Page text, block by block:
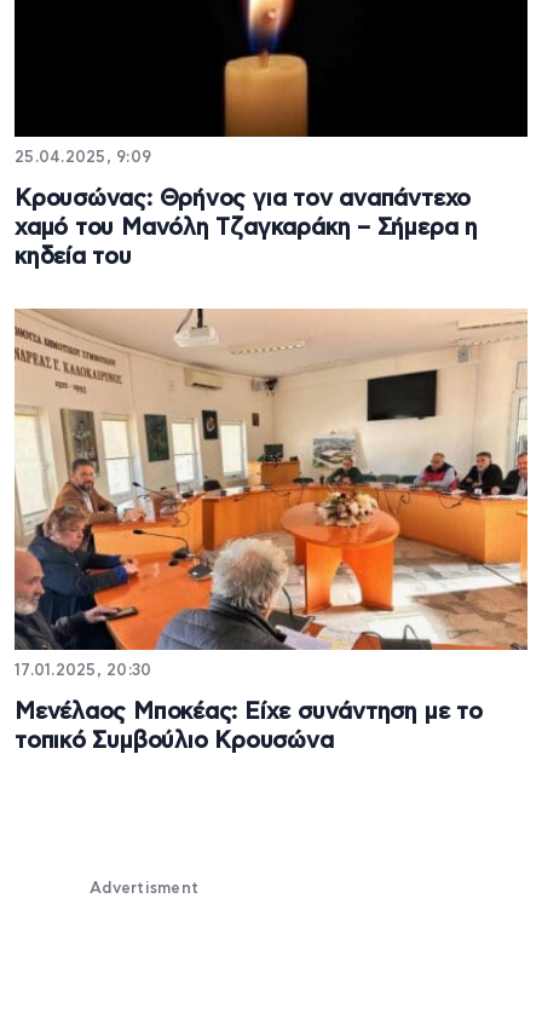
25.04.2025, 9:09
Κρουσώνας: Θρήνος για τον αναπάντεχο
χαμό του Μανόλη Τζαγκαράκη – Σήμερα η
κηδεία του
17.01.2025, 20:30
Μενέλαος Μποκέας: Είχε συνάντηση με το
τοπικό Συμβούλιο Κρουσώνα
Advertisment